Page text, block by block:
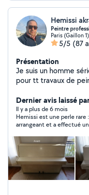
Hemissi
Peintre
Paris (Gaillon 1)
5/5 (87
Présentation
Je suis un homme
pour tt travaux de
Dernier avis laissé
Il y a plus de 6 mois
Hemissi est une perle
arrangeant et a effectué